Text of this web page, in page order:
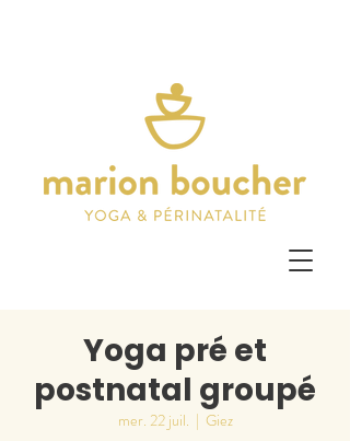
Yoga pré et
postnatal groupé
mer. 22 juil.
  |
Giez